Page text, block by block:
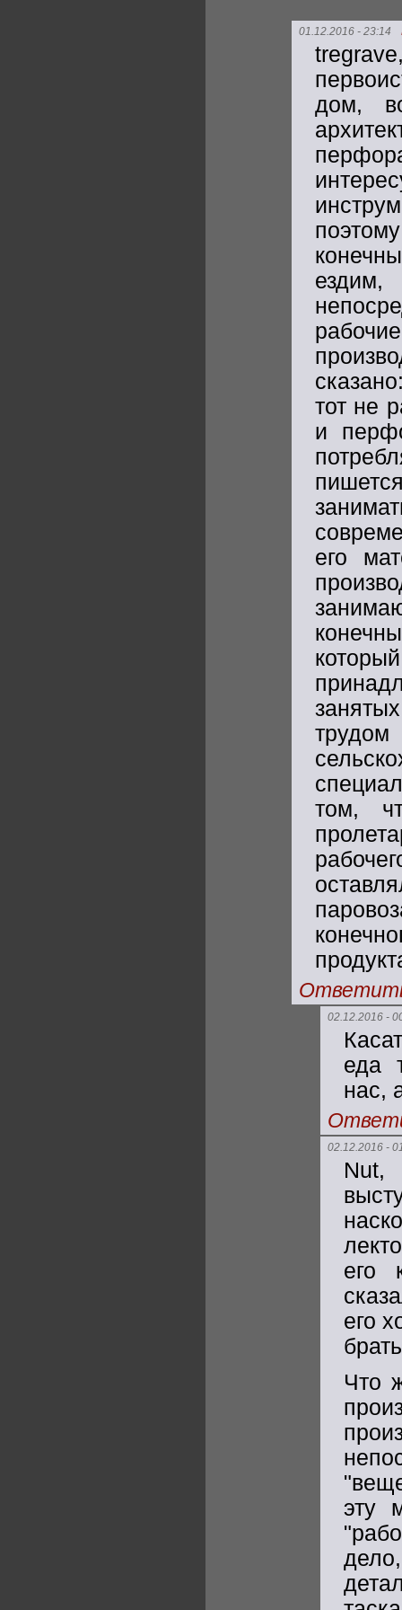
01.12.2016 - 23:14
дом,
тот не
и
его
том,
02.12.2016 -
еда
нас,
02.12.2016 -
Nut,
его
его
Что
эту